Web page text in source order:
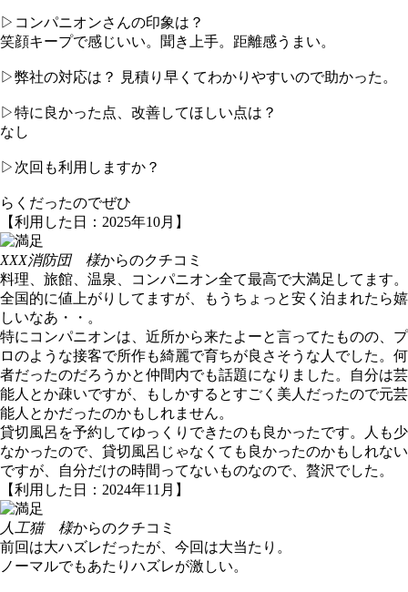
▷コンパニオンさんの印象は？
笑顔キープで感じいい。聞き上手。距離感うまい。
▷弊社の対応は？ 見積り早くてわかりやすいので助かった。
▷特に良かった点、改善してほしい点は？
なし
▷次回も利用しますか？
らくだったのでぜひ
【利用した日：2025年10月】
XXX消防団 様からのクチコミ
料理、旅館、温泉、コンパニオン全て最高で大満足してます。
全国的に値上がりしてますが、もうちょっと安く泊まれたら嬉
しいなあ・・。
特にコンパニオンは、近所から来たよーと言ってたものの、プ
ロのような接客で所作も綺麗で育ちが良さそうな人でした。何
者だったのだろうかと仲間内でも話題になりました。自分は芸
能人とか疎いですが、もしかするとすごく美人だったので元芸
能人とかだったのかもしれません。
貸切風呂を予約してゆっくりできたのも良かったです。人も少
なかったので、貸切風呂じゃなくても良かったのかもしれない
ですが、自分だけの時間ってないものなので、贅沢でした。
【利用した日：2024年11月】
人工猫 様からのクチコミ
前回は大ハズレだったが、今回は大当たり。
ノーマルでもあたりハズレが激しい。